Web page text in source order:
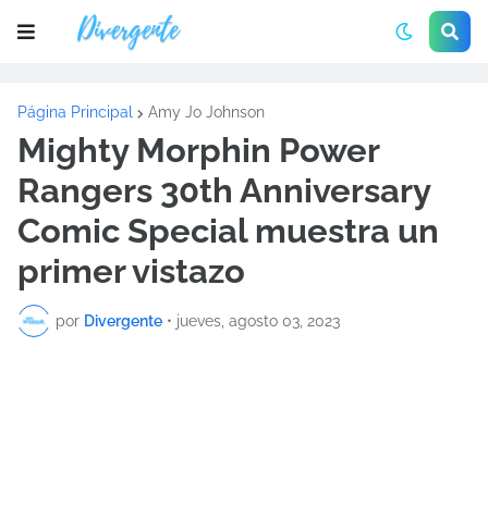
Página Principal Amy Jo Johnson
Mighty Morphin Power
Rangers 30th Anniversary
Comic Special muestra un
primer vistazo
por Divergente • jueves, agosto 03, 2023